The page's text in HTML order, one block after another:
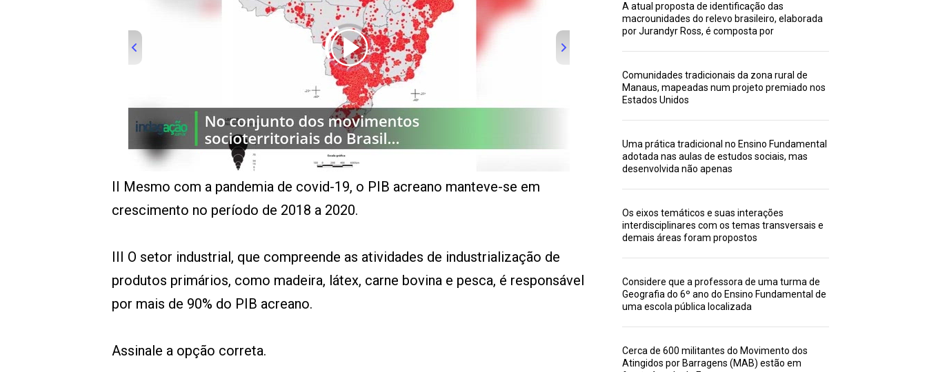
indagacao
II Mesmo com a pandemia de covid-19, o PIB acreano manteve-se em
crescimento no período de 2018 a 2020.
III O setor industrial, que compreende as atividades de industrialização de
produtos primários, como madeira, látex, carne bovina e pesca, é responsável
por mais de 90% do PIB acreano.
Assinale a opção correta.
A atual proposta de identificação das
macrounidades do relevo brasileiro, elaborada
por Jurandyr Ross, é composta por
Comunidades tradicionais da zona rural de
Manaus, mapeadas num projeto premiado nos
Estados Unidos
Uma prática tradicional no Ensino Fundamental
adotada nas aulas de estudos sociais, mas
desenvolvida não apenas
Os eixos temáticos e suas interações
interdisciplinares com os temas transversais e
demais áreas foram propostos
Considere que a professora de uma turma de
Geografia do 6º ano do Ensino Fundamental de
uma escola pública localizada
Cerca de 600 militantes do Movimento dos
Atingidos por Barragens (MAB) estão em